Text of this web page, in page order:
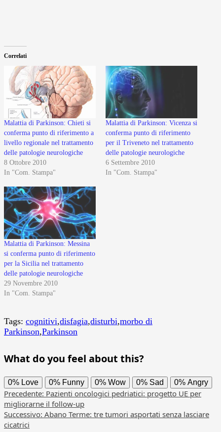
Correlati
Malattia di Parkinson: Chieti si
conferma punto di riferimento a
livello regionale nel trattamento
delle patologie neurologiche
8 Ottobre 2010
In "Com. Stampa"
Malattia di Parkinson: Vicenza si
conferma punto di riferimento
per il Triveneto nel trattamento
delle patologie neurologiche
6 Settembre 2010
In "Com. Stampa"
Malattia di Parkinson: Messina
si conferma punto di riferimento
per la Sicilia nel trattamento
delle patologie neurologiche
29 Novembre 2010
In "Com. Stampa"
Tags: cognitivi,disfagia,disturbi,morbo di
Parkinson,Parkinson
What do you feel about this?
0% Love 0% Funny 0% Wow 0% Sad 0% Angry
Navigazione
articolo
Precedente: Pazienti oncologici pedriatici: progetto UE per
migliorarne il follow-up
Successivo: Abano Terme: tre tumori asportati senza lasciare
cicatrici